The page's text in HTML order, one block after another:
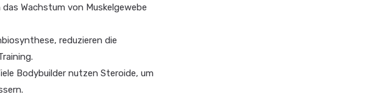
Wachstum von Muskelgewebe
reduzieren die
Bodybuilder nutzen Steroide, um